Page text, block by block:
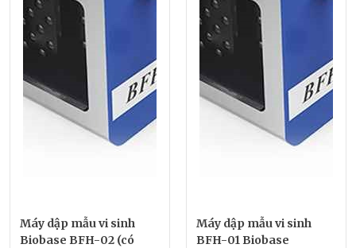
Máy dập mẫu vi sinh
Biobase BFH-02 (có
Máy dập mẫu vi sinh
BFH-01 Biobase